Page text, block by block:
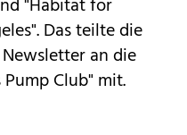
"Habitat for
Das teilte die
an die
Club" mit.